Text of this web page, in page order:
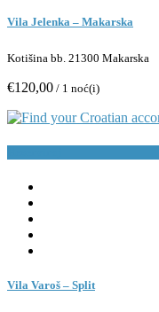
Vila Jelenka – Makarska
Kotišina bb. 21300 Makarska
€120,00 / 1 noć(i)
Vila Varoš – Split